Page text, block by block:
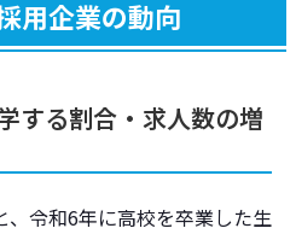
業のアクションプラン
票を用意する
関係を構築する
用企業の動向
する割合・求人数の増
、令和6年に高校を卒業した生